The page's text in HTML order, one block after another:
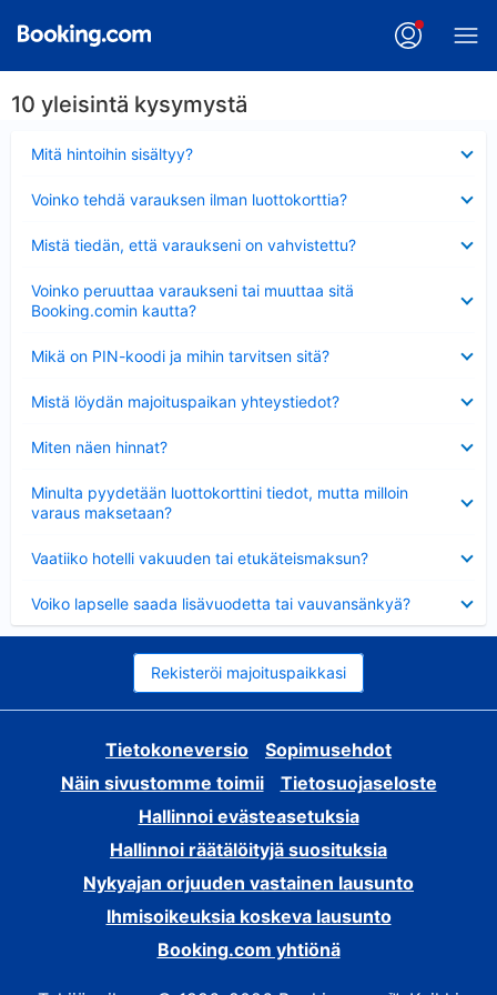
10 yleisintä kysymystä
Mitä hintoihin sisältyy?
Voinko tehdä varauksen ilman luottokorttia?
Mistä tiedän, että varaukseni on vahvistettu?
Voinko peruuttaa varaukseni tai muuttaa sitä
Booking.comin kautta?
Mikä on PIN-koodi ja mihin tarvitsen sitä?
Mistä löydän majoituspaikan yhteystiedot?
Miten näen hinnat?
Minulta pyydetään luottokorttini tiedot, mutta milloin
varaus maksetaan?
Vaatiiko hotelli vakuuden tai etukäteismaksun?
Voiko lapselle saada lisävuodetta tai vauvansänkyä?
Rekisteröi majoituspaikkasi
Tietokoneversio
Sopimusehdot
Näin sivustomme toimii
Tietosuojaseloste
Hallinnoi evästeasetuksia
Hallinnoi räätälöityjä suosituksia
Nykyajan orjuuden vastainen lausunto
Ihmisoikeuksia koskeva lausunto
Booking.com yhtiönä